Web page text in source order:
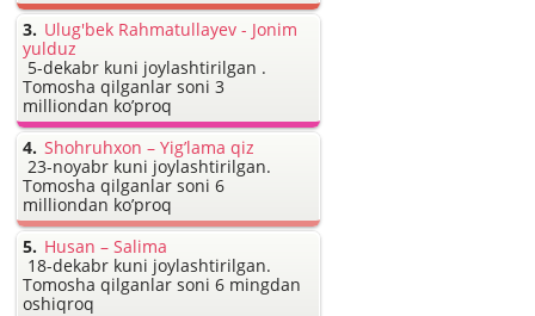
Ulug'bek Rahmatullayev - Jonim
yulduz
5-dekabr kuni joylashtirilgan .
Tomosha qilganlar soni 3
milliondan ko’proq
Shohruhxon – Yig’lama qiz
23-noyabr kuni joylashtirilgan.
Tomosha qilganlar soni 6
milliondan ko’proq
Husan – Salima
18-dekabr kuni joylashtirilgan.
Tomosha qilganlar soni 6 mingdan
oshiqroq